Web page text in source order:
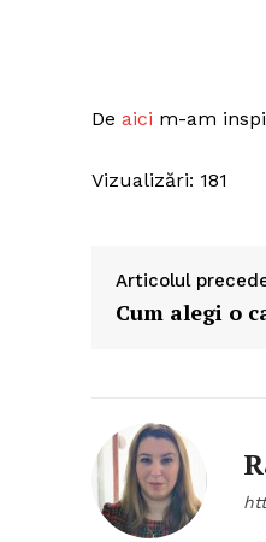
De aici m-am
Vizualizări: 181
Articolul
Cum alegi o